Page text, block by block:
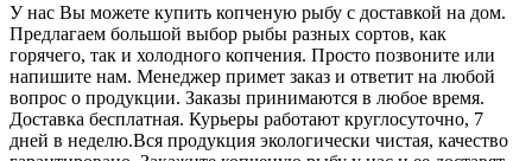
У нас Вы можете купить копченую рыбу с доставкой на дом.
Предлагаем большой выбор рыбы разных сортов, как
горячего, так и холодного копчения. Просто позвоните или
напишите нам. Менеджер примет заказ и ответит на любой
вопрос о продукции. Заказы принимаются в любое время.
Доставка бесплатная. Курьеры работают круглосуточно, 7
дней в неделю.Вся продукция экологически чистая, качество